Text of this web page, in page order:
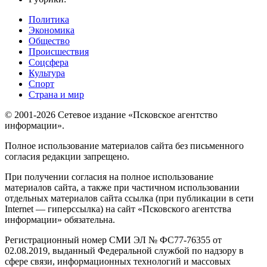
Политика
Экономика
Общество
Происшествия
Соцсфера
Культура
Спорт
Страна и мир
© 2001-2026 Сетевое издание «Псковское агентство
информации».
Полное использование материалов сайта без письменного
согласия редакции запрещено.
При получении согласия на полное использование
материалов сайта, а также при частичном использовании
отдельных материалов сайта ссылка (при публикации в сети
Internet — гиперссылка) на сайт «Псковского агентства
информации» обязательна.
Регистрационный номер СМИ ЭЛ № ФС77-76355 от
02.08.2019, выданный Федеральной службой по надзору в
сфере связи, информационных технологий и массовых